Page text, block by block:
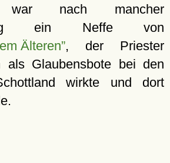
war nach mancher
ein Neffe von
Älteren”, der Priester
als Glaubensbote bei den
wirkte und dort